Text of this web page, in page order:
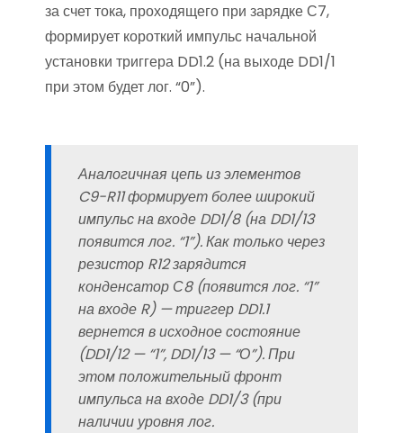
за счет тока, проходящего при зарядке С7,
формирует короткий импульс начальной
установки триггера DD1.2 (на выходе DD1/1
при этом будет лог. “0”).
Аналогичная цепь из элементов
C9-R11 формирует более широкий
импульс на входе DD1/8 (на DD1/13
появится лог. “1”). Как только через
резистор R12 зарядится
конденсатор С8 (появится лог. “1”
на входе R) — триггер DD1.1
вернется в исходное состояние
(DD1/12 — “1”, DD1/13 — “О”). При
этом положительный фронт
импульса на входе DD1/3 (при
наличии уровня лог.